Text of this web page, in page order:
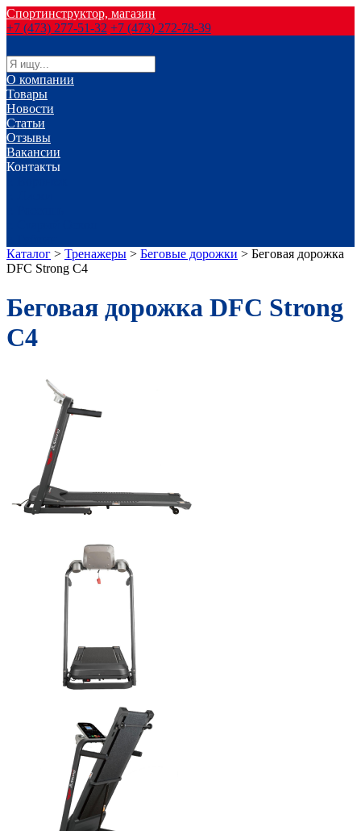
Спортинструктор, магазин
+7 (473) 277-51-32 +7 (473) 272-78-39
О компании
Товары
Новости
Статьи
Отзывы
Вакансии
Контакты
Каталог > Тренажеры > Беговые дорожки > Беговая дорожка
DFC Strong C4
Беговая дорожка DFC Strong
C4